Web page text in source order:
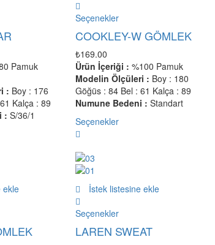
Pamuk
: Boy : 176
Kalça : 89
: S/36/1
Seçenekler
COOKLEY-W GÖMLEK
₺169.00
Ürün İçeriği : %100 Pamuk
Modelin Ölçüleri : Boy : 180
Göğüs : 84 Bel : 61 Kalça : 89
Numune Bedeni : Standart
Seçenekler
ekle
İstek listesine ekle
Seçenekler
LAREN SWEAT